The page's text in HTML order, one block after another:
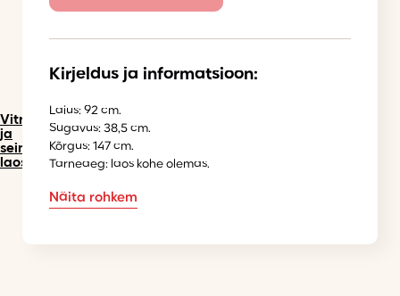
Vitriinkapid
ja
seinakapid
laos
Kirjeldus ja informatsioon:
Laius: 92 cm.
Sügavus: 38,5 cm.
Kõrgus: 147 cm.
Tarneaeg: laos kohe olemas.
Näita rohkem